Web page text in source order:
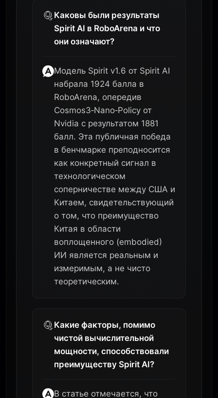
Каковы были результаты
Spirit AI в RoboArena и что
они означают?
Модель Spirit v1.6 от Spirit AI
набрала 1924 балла в
RoboArena, опередив
Cosmos3‑Nano‑Policy от
Nvidia с результатом 1881
балл. Эта публичная победа
в бенчмарке преподносится
как конкретный сигнал в
технологическом
соперничестве между США и
Китаем, свидетельствующий
о том, что преимущество
Китая в области
воплощенного (embodied)
ИИ является реальным и
измеримым, а не чисто
теоретическим.
Какие факторы, помимо
чистой вычислительной
мощности, способствовали
преимуществу Spirit AI?
В статье отмечается, что